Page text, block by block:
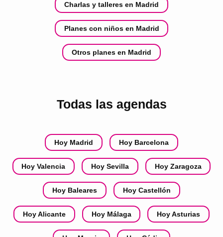
Charlas y talleres en Madrid
Planes con niños en Madrid
Otros planes en Madrid
Todas las agendas
Hoy Madrid Hoy Barcelona
Hoy Valencia Hoy Sevilla Hoy Zaragoza
Hoy Baleares Hoy Castellón
Hoy Alicante Hoy Málaga Hoy Asturias